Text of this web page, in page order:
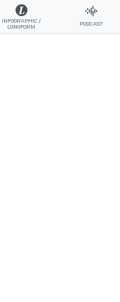
INFOGRAPHIC /
LONGFORM
PODCAST